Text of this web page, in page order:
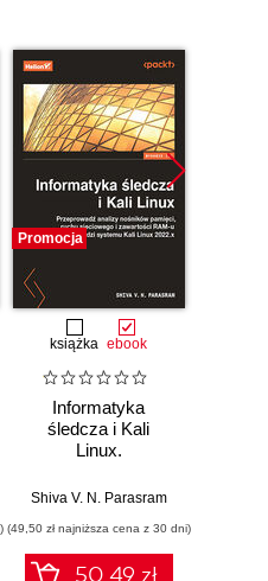
Herbert Bos
Promocja
książka ebook
Informatyka
śledcza i Kali
Linux.
analizy nośników
sieciowego i
zawartości RAM-u
Shiva V. N. Parasram
(49,50 zł najniższa cena z 30 dni)
50.49 zł